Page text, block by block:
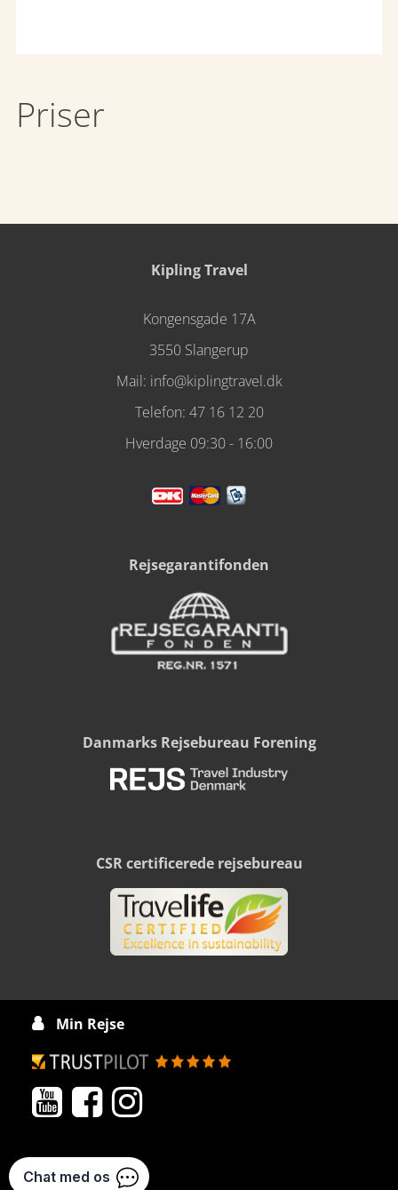
Priser
Kipling Travel
Kongensgade 17A
3550 Slangerup
Mail: info@kiplingtravel.dk
Telefon: 47 16 12 20
Hverdage 09:30 - 16:00
Rejsegarantifonden
Danmarks Rejsebureau Forening
CSR certificerede rejsebureau
 Min Rejse
  